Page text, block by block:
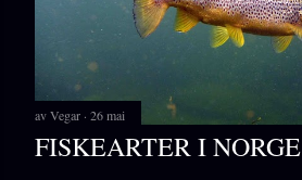
avVegar 26 mai
FISKEARTER I NORGE